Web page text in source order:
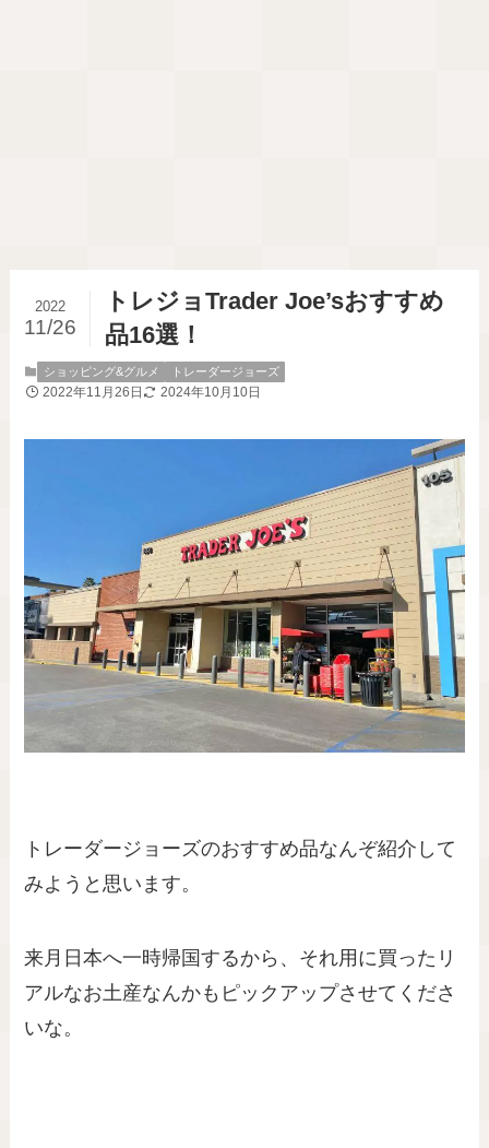
トレジョTrader Joe’sおすすめ
品16選！
2022
11/26
ショッピング&グルメ トレーダージョーズ
2022年11月26日 2024年10月10日
トレーダージョーズのおすすめ品なんぞ紹介して
みようと思います。
来月日本へ一時帰国するから、それ用に買ったリ
アルなお土産なんかもピックアップさせてくださ
いな。